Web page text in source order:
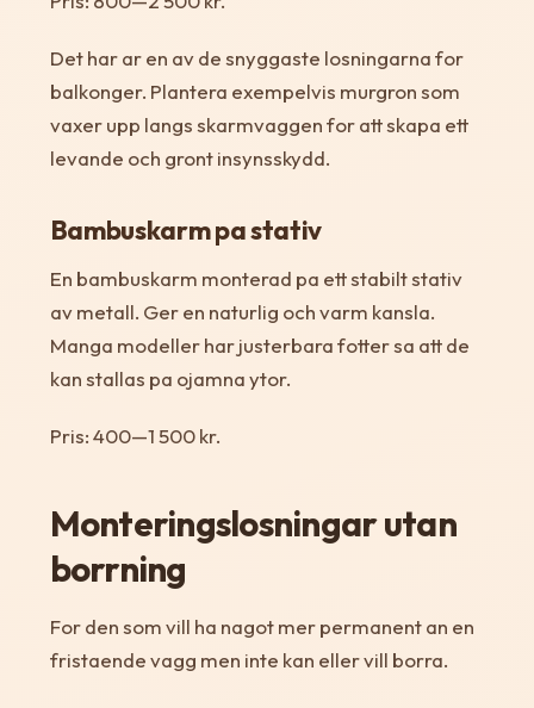
Det har ar en av de snyggaste losningarna for
balkonger. Plantera exempelvis murgron som
vaxer upp langs skarmvaggen for att skapa ett
levande och gront insynsskydd.
Bambuskarm pa stativ
En bambuskarm monterad pa ett stabilt stativ
av metall. Ger en naturlig och varm kansla.
Manga modeller har justerbara fotter sa att de
kan stallas pa ojamna ytor.
Pris: 400—1 500 kr.
Monteringslosningar utan
borrning
For den som vill ha nagot mer permanent an en
fristaende vagg men inte kan eller vill borra.